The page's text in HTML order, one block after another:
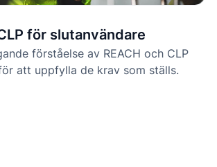
för slutanvändare
förståelse av REACH och CLP
att uppfylla de krav som ställs.